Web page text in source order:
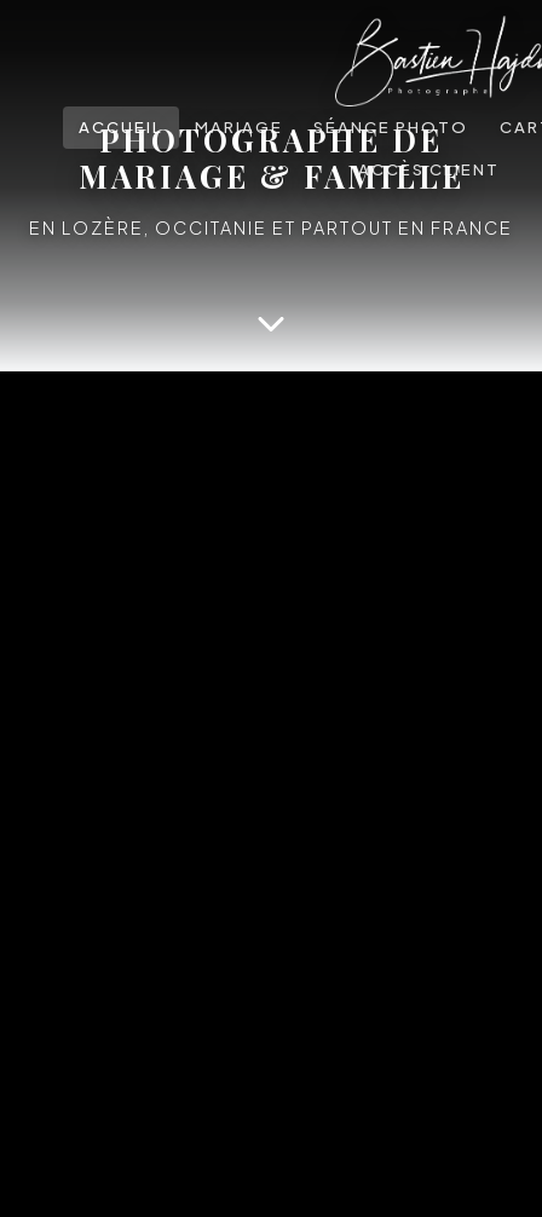
ACCUEIL MARIAGE SÉANCE PHOTO
ACCÈS CLIENT
PHOTOGRAPHE DE
MARIAGE & FAMILLE
EN LOZÈRE, OCCITANIE ET PARTOUT EN FRANCE